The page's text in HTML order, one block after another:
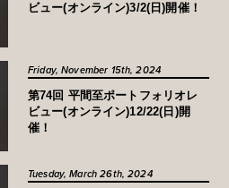
ビュー(オンライン)3/2(日)開催！
Friday, November 15th, 2024
第74回 平間至ポートフォリオレ
ビュー(オンライン)12/22(日)開
催！
Tuesday, March 26th, 2024